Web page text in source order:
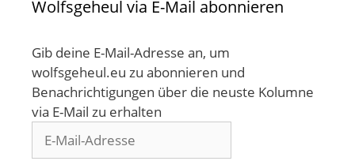
Wolfsgeheul via E-Mail abonnieren
Gib deine E-Mail-Adresse an, um
wolfsgeheul.eu zu abonnieren und
Benachrichtigungen über die neuste Kolumne
via E-Mail zu erhalten
Mail-